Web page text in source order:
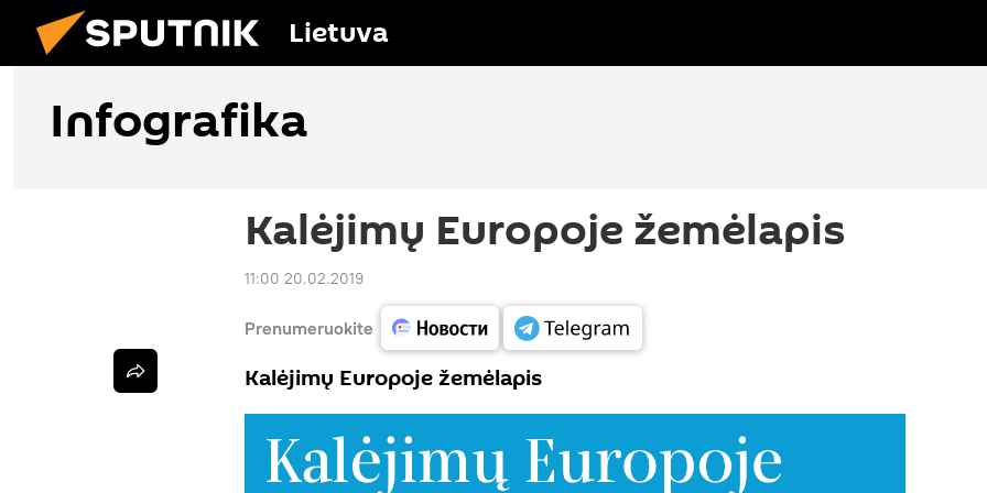
Lietuva
Infografika
Kalėjimų Europoje žemėlapis
11:00 20.02.2019
Prenumeruokite
Kalėjimų Europoje žemėlapis